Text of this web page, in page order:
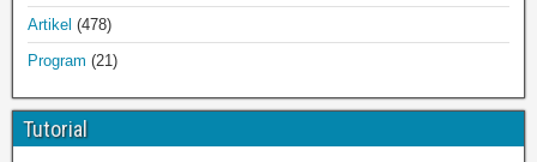
Artikel (478)
Program (21)
Tutorial